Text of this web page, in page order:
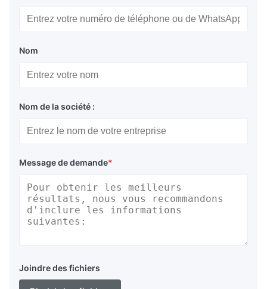
Nom
Nom de la société :
Message de demande*
Joindre des fichiers